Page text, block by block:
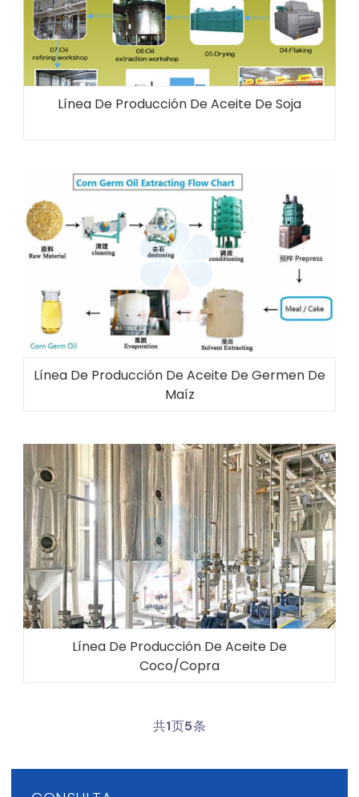
Línea De Producción De Aceite De Soja
Línea De Producción De Aceite De Germen De
Maíz
Línea De Producción De Aceite De
Coco/copra
共1页5条